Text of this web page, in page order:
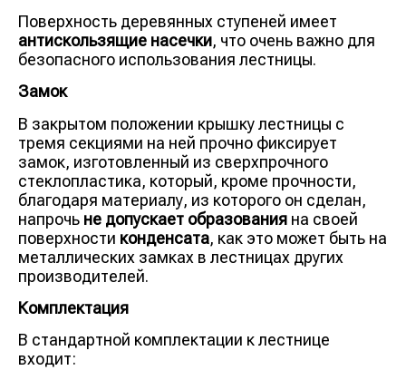
Поверхность деревянных ступеней имеет
антискользящие насечки, что очень важно для
безопасного использования лестницы.
Замок
В закрытом положении крышку лестницы с
тремя секциями на ней прочно фиксирует
замок, изготовленный из сверхпрочного
стеклопластика, который, кроме прочности,
благодаря материалу, из которого он сделан,
напрочь не допускает образования на своей
поверхности конденсата, как это может быть на
металлических замках в лестницах других
производителей.
Комплектация
В стандартной комплектации к лестнице
входит: